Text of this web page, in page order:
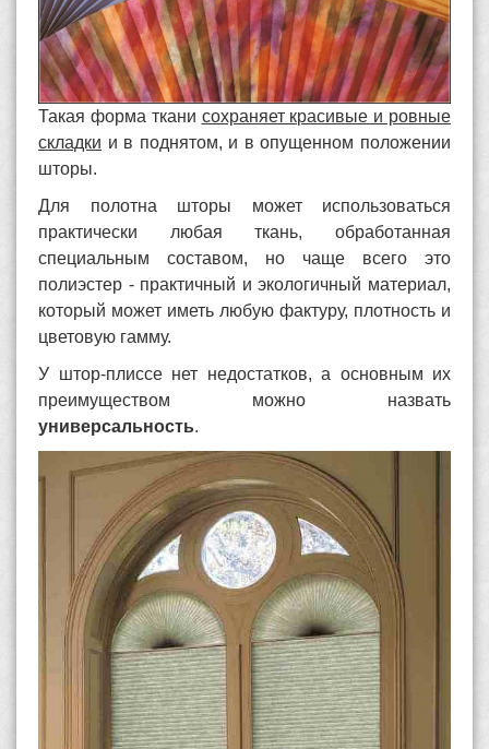
Такая форма ткани сохраняет красивые и ровные
складки и в поднятом, и в опущенном положении
шторы.
Для полотна шторы может использоваться
практически любая ткань, обработанная
специальным составом, но чаще всего это
полиэстер - практичный и экологичный материал,
который может иметь любую фактуру, плотность и
цветовую гамму.
У штор-плиссе нет недостатков, а основным их
преимуществом можно назвать
универсальность.